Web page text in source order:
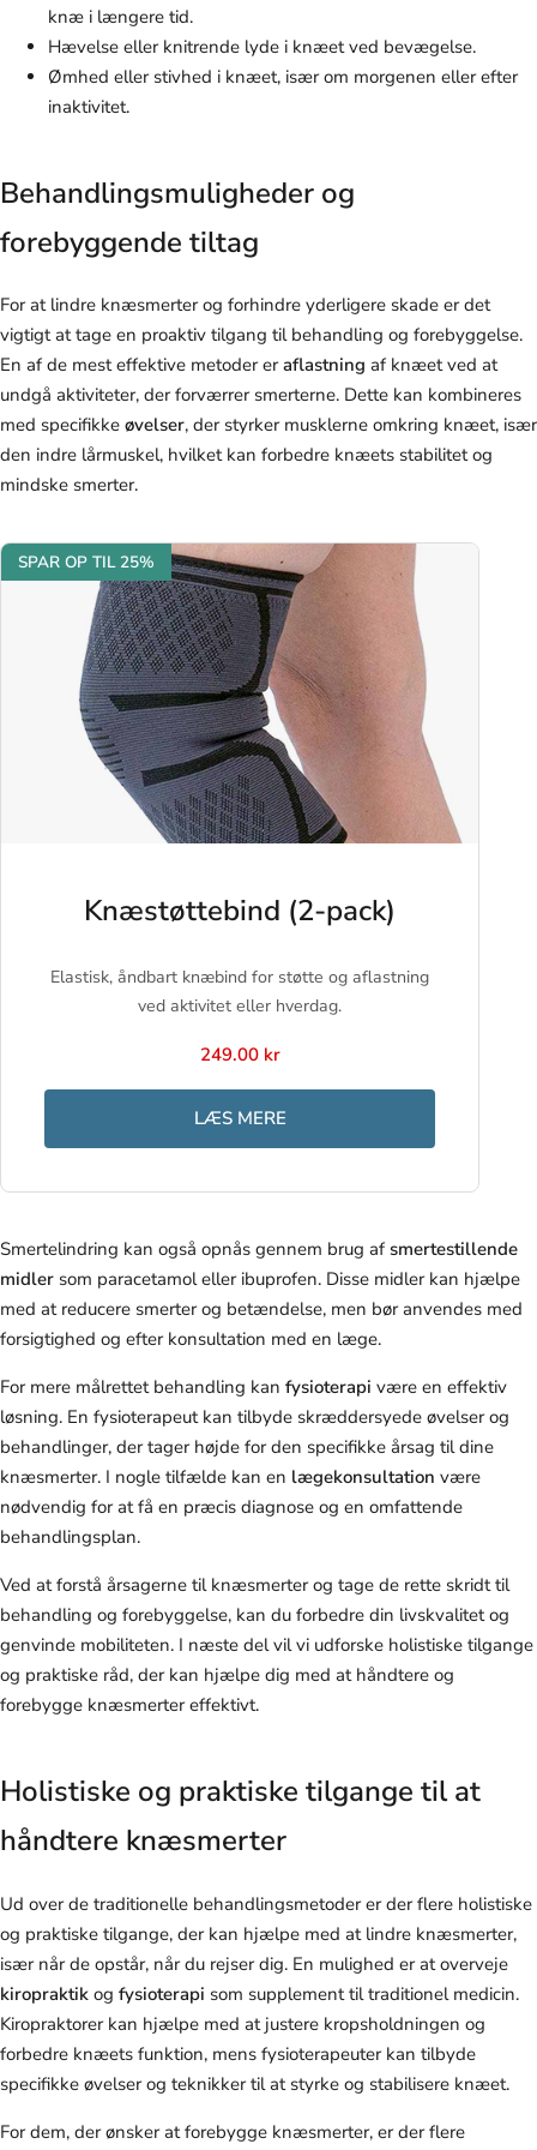
knæ i længere tid.
Hævelse eller knitrende lyde i knæet ved bevægelse.
Ømhed eller stivhed i knæet, især om morgenen eller efter
inaktivitet.
Behandlingsmuligheder og
forebyggende tiltag
For at lindre knæsmerter og forhindre yderligere skade er det
vigtigt at tage en proaktiv tilgang til behandling og forebyggelse.
En af de mest effektive metoder eraflastning af knæet ved at
undgå aktiviteter, der forværrer smerterne. Dette kan kombineres
med specifikke øvelser, der styrker musklerne omkring knæet, især
den indre lårmuskel, hvilket kan forbedre knæets stabilitet og
mindske smerter.
SPAR OP TIL 25%
Knæstøttebind (2-pack)
Elastisk, åndbart knæbind for støtte og aflastning
ved aktivitet eller hverdag.
249.00 kr
LÆS MERE
Smertelindring kan også opnås gennem brug af smertestillende
midler som paracetamol eller ibuprofen. Disse midler kan hjælpe
med at reducere smerter og betændelse, men bør anvendes med
forsigtighed og efter konsultation med en læge.
For mere målrettet behandling kan fysioterapi være en effektiv
løsning. En fysioterapeut kan tilbyde skræddersyede øvelser og
behandlinger, der tager højde for den specifikke årsag til dine
knæsmerter. I nogle tilfælde kan en lægekonsultation være
nødvendig for at få en præcis diagnose og en omfattende
behandlingsplan.
Ved at forstå årsagerne til knæsmerter og tage de rette skridt til
behandling og forebyggelse, kan du forbedre din livskvalitet og
genvinde mobiliteten. I næste del vil vi udforske holistiske tilgange
og praktiske råd, der kan hjælpe dig med at håndtere og
forebygge knæsmerter effektivt.
Holistiske og praktiske tilgange til at
håndtere knæsmerter
Ud over de traditionelle behandlingsmetoder er der flere holistiske
og praktiske tilgange, der kan hjælpe med at lindre knæsmerter,
især når de opstår, når du rejser dig. En mulighed er at overveje
kiropraktik og fysioterapi som supplement til traditionel medicin.
Kiropraktorer kan hjælpe med at justere kropsholdningen og
forbedre knæets funktion, mens fysioterapeuter kan tilbyde
specifikke øvelser og teknikker til at styrke og stabilisere knæet.
For dem, der ønsker at forebygge knæsmerter, er der flere